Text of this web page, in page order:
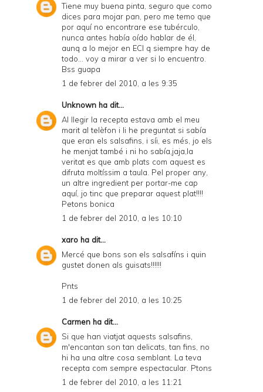
Tiene muy buena pinta, seguro que como
dices para mojar pan, pero me temo que
por aquí no encontrare ese tubérculo,
nunca antes había oído hablar de él,
aunq a lo mejor en ECI q siempre hay de
todo... voy a mirar a ver si lo encuentro.
Bss guapa
1 de febrer del 2010, a les 9:35
Unknown ha dit...
Al llegir la recepta estava amb el meu
marit al telèfon i li he preguntat si sabía
que eran els salsafins, i síi, es més, jo els
he menjat també i ni ho sabía,jaja,la
veritat es que amb plats com aquest es
difruta moltíssim a taula. Pel proper any,
un altre ingredient per portar-me cap
aquí, jo tinc que preparar aquest plat!!!!
Petons bonica
1 de febrer del 2010, a les 10:10
xaro ha dit...
Mercé que bons son els salsafíns i quin
gustet donen als guisats!!!!!!
Pnts
1 de febrer del 2010, a les 10:25
Carmen ha dit...
Si que han viatjat aquests salsafins,
m'encantan son tan delicats, tan fins, no
hi ha una altre cosa semblant. La teva
recepta com sempre espectacular. Ptons
1 de febrer del 2010, a les 11:21